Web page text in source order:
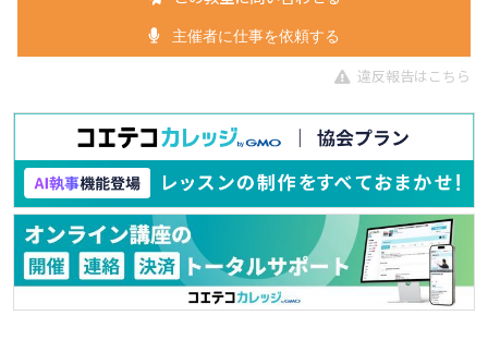
主催者に仕事を依頼する
違反報告はこちら